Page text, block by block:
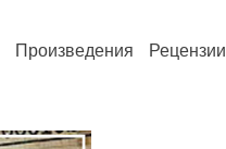
Произведения Рецензии